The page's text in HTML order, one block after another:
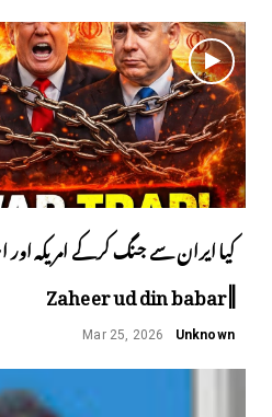
کیا ایران سے جنگ کرکے امریکہ
||Zaheer ud din babar
Unknown
Mar 25, 2026